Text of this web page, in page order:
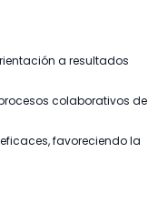
a resultados
colaborativos de
favoreciendo la